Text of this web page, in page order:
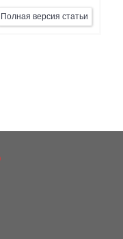
Полная версия статьи